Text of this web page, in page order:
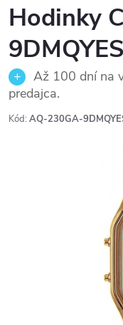
Hodinky
9DMQYES
Až 100 dní na
predajca.
Kód: AQ-230GA-